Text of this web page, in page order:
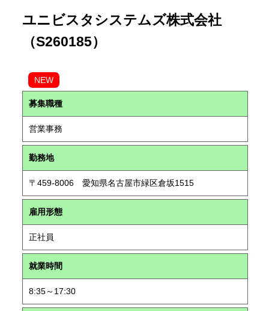
ユニビスタシステムズ株式会社
（S260185）
NEW
募集職種
営業事務
勤務地
〒459-8006 愛知県名古屋市緑区倉坂1515
雇用形態
正社員
就業時間
8:35～17:30